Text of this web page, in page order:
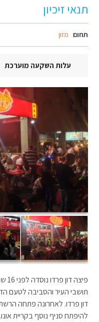
תנאי זיכיון
תחום מזון
עלות השקעה מוערכת
תושבי העיר והסביבה לטעם
דון פרדו. לאחרונה פתחה
להיפתח סניף נוסף בקריית